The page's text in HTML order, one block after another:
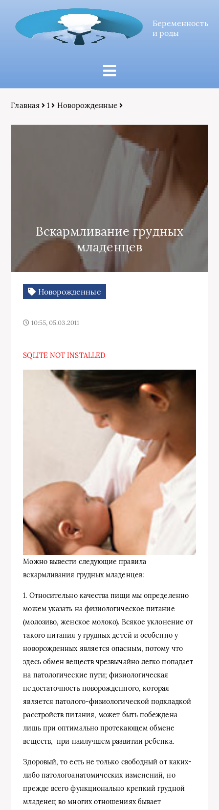
Беременность
и роды
Главная 1 Новорожденные
Вскармливание грудных
младенцев
Новорожденные
10:55, 05.03.2011
SQLITE NOT INSTALLED
Можно вывести следующие правила
вскармливания грудных младенцев:
1. Относительно качества пищи мы определенно
можем указать на физиологическое питание
(молозиво, женское молоко). Всякое уклонение от
такого питания у грудных детей и особенно у
новорожденных является опасным, потому что
здесь обмен веществ чрезвычайно легко попадает
на патологические пути; физиологическая
недостаточностьноворожденного, которая
является патолого-физиологической подкладкой
расстройств питания, может быть побеждена
лишь при оптимально протекающем обмене
веществ, при наилучшем развитии ребенка.
Здоровый, то есть не только свободный от каких-
либо патологоанатомических изменений, но
прежде всего функционально крепкий грудной
младенец во многих отношениях бывает